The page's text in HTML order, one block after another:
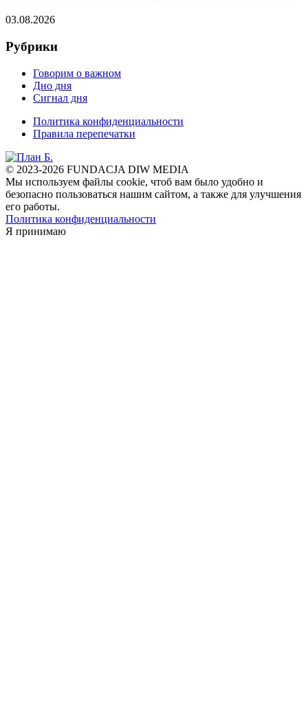
03.08.2026
Рубрики
Говорим о важном
Дно дня
Сигнал дня
Политика конфиденциальности
Правила перепечатки
© 2023-2026 FUNDACJA DIW MEDIA
Мы используем файлы cookie, чтоб вам было удобно и
безопасно пользоваться нашим сайтом, а также для улучшения
его работы.
Политика конфиденциальности
Я принимаю